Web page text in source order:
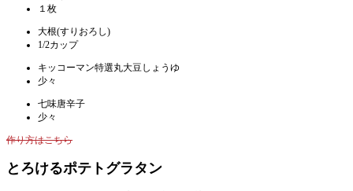
１枚
大根(すりおろし)
1/2カップ
キッコーマン特選丸大豆しょうゆ
少々
七味唐辛子
少々
作り方はこちら
とろけるポテトグラタン